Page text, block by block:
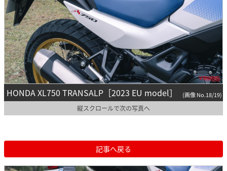
HONDA XL750 TRANSALP［2023 EU model］ (画像 No.18/19)
縦スクロールで次の写真へ
記事へ戻る